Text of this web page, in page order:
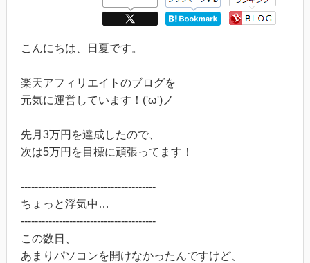
こんにちは、日夏です。
楽天アフィリエイトのブログを
元気に運営しています！('ω')ノ
先月3万円を達成したので、
次は5万円を目標に頑張ってます！
---------------------------------------
ちょっと浮気中…
---------------------------------------
この数日、
あまりパソコンを開けなかったんですけど、